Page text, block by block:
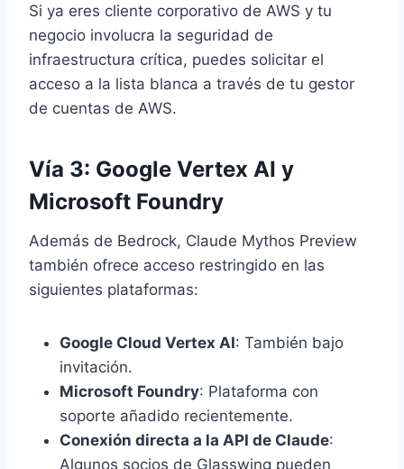
Si ya eres cliente corporativo de AWS y tu
negocio involucra la seguridad de
infraestructura crítica, puedes solicitar el
acceso a la lista blanca a través de tu gestor
de cuentas de AWS.
Vía 3: Google Vertex AI y
Microsoft Foundry
Además de Bedrock, Claude Mythos Preview
también ofrece acceso restringido en las
siguientes plataformas:
Google Cloud Vertex AI: También bajo
invitación.
Microsoft Foundry: Plataforma con
soporte añadido recientemente.
Conexión directa a la API de Claude:
Algunos socios de Glasswing pueden